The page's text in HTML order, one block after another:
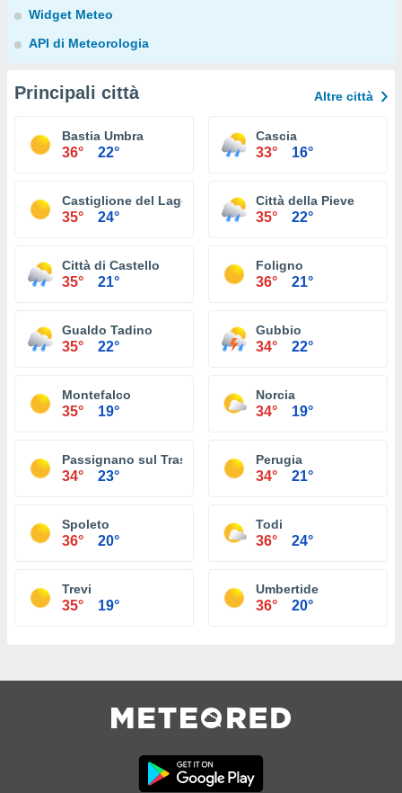
Widget Meteo
API di Meteorologia
Principali città Altre città
Bastia Umbra
36° 22°
Cascia
33° 16°
Castiglione del Lago
35° 24°
Città della Pieve
35° 22°
Città di Castello
35° 21°
Foligno
36° 21°
Gualdo Tadino
35° 22°
Gubbio
34° 22°
Montefalco
35° 19°
Norcia
34° 19°
Passignano sul Trasimeno
34° 23°
Perugia
34° 21°
Spoleto
36° 20°
Todi
36° 24°
Trevi
35° 19°
Umbertide
36° 20°